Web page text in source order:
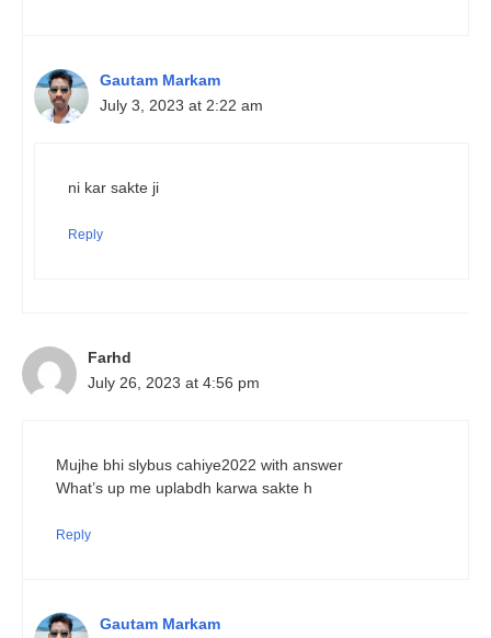
Gautam Markam
July 3, 2023 at 2:22 am
ni kar sakte ji
Reply
Farhd
July 26, 2023 at 4:56 pm
Mujhe bhi slybus cahiye2022 with answer
What’s up me uplabdh karwa sakte h
Reply
Gautam Markam